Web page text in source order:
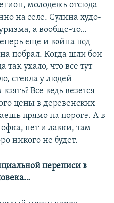
молодежь отсюда
на селе. Сулина худо-
а вообще-то…
еще и война под
побрал. Когда шли бои
так ухало, что все тут
стекла у людей
Все ведь везется
цены в деревенских
прямо на пороге. А в
нет и лавки, там
никого не будет.
переписи в